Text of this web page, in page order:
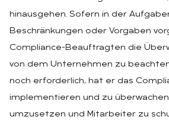
hinausgehen. Sofern in der
Beschränkungen oder Vorgaben
Compliance-Beauftragten die
von dem Unternehmen zu
noch erforderlich, hat er das
implementieren und zu
umzusetzen und Mitarbeiter zu